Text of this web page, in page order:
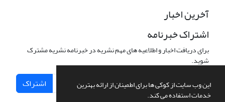
این وب سایت از کوکی ها برای اطمینان از ارائه بهترین
خدمات استفاده می کند.
آخرین اخبار
اشتراک خبرنامه
برای دریافت اخبار و اطلاعیه های مهم نشریه در خبرنامه نشریه مشترک
شوید.
اشتراک